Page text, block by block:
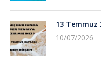
13 Temmuz
10/07/2026